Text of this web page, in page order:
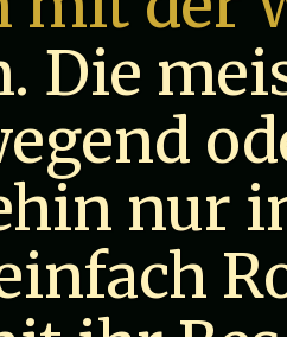
Die
nur